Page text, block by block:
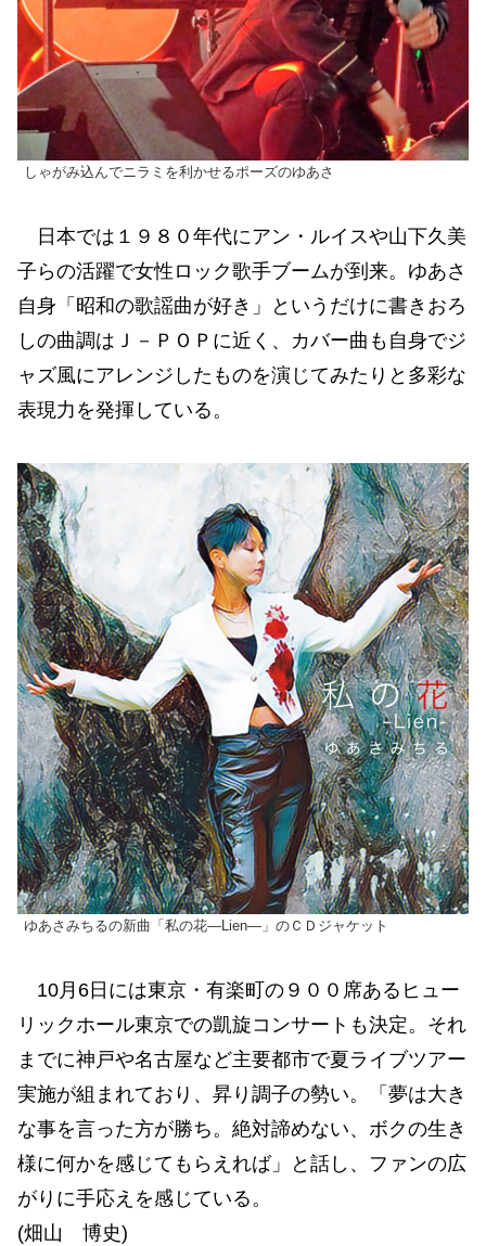
しゃがみ込んでニラミを利かせるポーズのゆあさ
日本では１９８０年代にアン・ルイスや山下久美
子らの活躍で女性ロック歌手ブームが到来。ゆあさ
自身「昭和の歌謡曲が好き」というだけに書きおろ
しの曲調はＪ－ＰＯＰに近く、カバー曲も自身でジ
ャズ風にアレンジしたものを演じてみたりと多彩な
表現力を発揮している。
ゆあさみちるの新曲「私の花―Lien―」のＣＤジャケット
10月6日には東京・有楽町の９００席あるヒュー
リックホール東京での凱旋コンサートも決定。それ
までに神戸や名古屋など主要都市で夏ライブツアー
実施が組まれており、昇り調子の勢い。「夢は大き
な事を言った方が勝ち。絶対諦めない、ボクの生き
様に何かを感じてもらえれば」と話し、ファンの広
がりに手応えを感じている。
(畑山 博史)